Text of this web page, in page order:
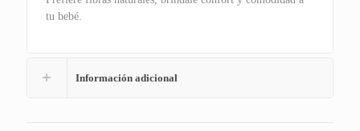
tu bebé.
Información adicional